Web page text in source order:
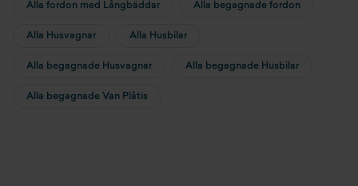
Alla fordon med Långbäddar Alla begagnade fordon
Alla Husvagnar Alla Husbilar
Alla begagnade Husvagnar Alla begagnade Husbilar
Alla begagnade Van Plåtis